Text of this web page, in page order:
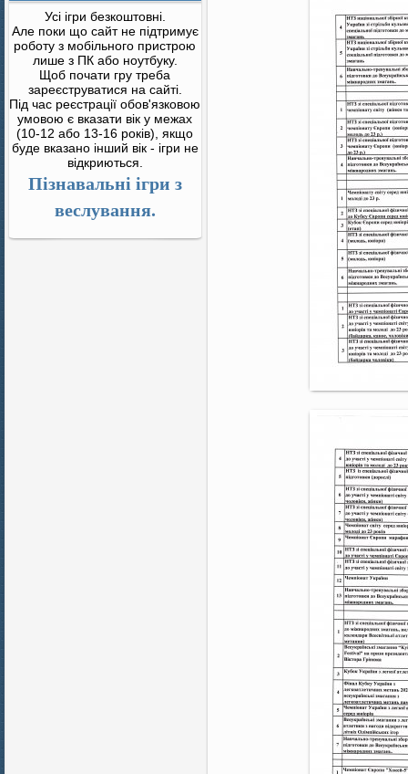
Усі ігри безкоштовні.
Але поки що сайт не підтримує
роботу з мобільного пристрою
лише з ПК або ноутбуку.
Щоб почати гру треба
зареєструватися на сайті.
Під час реєстрації обов'язковою
умовою є вказати вік у межах
(10-12 або 13-16 років), якщо
буде вказано інший вік - ігри не
відкриються.
Пізнавальні ігри з
веслування.